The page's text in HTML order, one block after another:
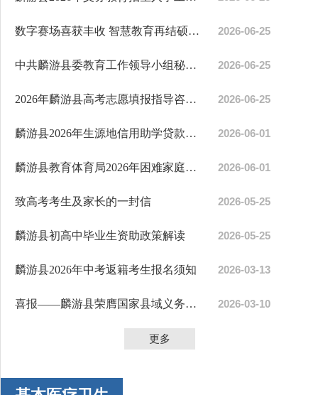
数字赛场喜获丰收 智慧教育再结硕果——麟游师生在省市数... 2026-06-25
中共麟游县委教育工作领导小组秘书组2026年暑假致家长的... 2026-06-25
2026年麟游县高考志愿填报指导咨询服务公告 2026-06-25
麟游县2026年生源地信用助学贷款受理公告 2026-06-01
麟游县教育体育局2026年困难家庭高中毕业生高等教育入学... 2026-06-01
致高考考生及家长的一封信 2026-05-25
麟游县初高中毕业生资助政策解读 2026-05-25
麟游县2026年中考返籍考生报名须知 2026-03-13
喜报——麟游县荣膺国家县域义务教育优质均衡发展县称号 2026-03-10
更多